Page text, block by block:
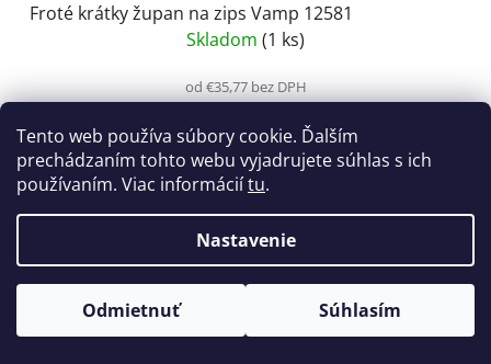
Tento web používa súbory cookie. Ďalším
prechádzaním tohto webu vyjadrujete súhlas s ich
používaním. Viac informáciítu.
Nastavenie
Odmietnuť Súhlasím
Froté krátky župan na zips Vamp 12581
Skladom (1 ks)
od €35,77 bez DPH
€44